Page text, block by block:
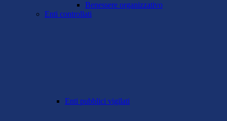
Benessere organizzativo
Enti controllati
Enti pubblici vigilati